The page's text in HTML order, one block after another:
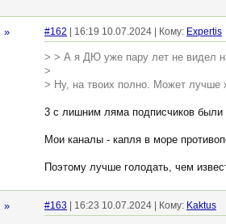
» #162 | 16:19 10.07.2024 | Кому: Expertis
> > А я ДЮ уже пару лет не видел
>
> Ну, на твоих полно. Может лучше
3 с лишним ляма подписчиков
Мои каналы - капля в море
Поэтому лучше голодать, чем
» #163 | 16:23 10.07.2024 | Кому: Kaktus